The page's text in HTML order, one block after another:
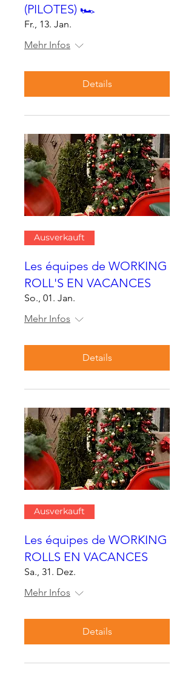
(PILOTES) 🏎
Fr., 13. Jan.
Mehr Infos
Details
Ausverkauft
Les équipes de WORKING
ROLL'S EN VACANCES
So., 01. Jan.
Mehr Infos
Details
Ausverkauft
Les équipes de WORKING
ROLLS EN VACANCES
Sa., 31. Dez.
Mehr Infos
Details